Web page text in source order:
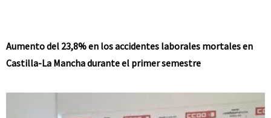
Aumento del 23,8% en los accidentes laborales mortales en
Castilla-La Mancha durante el primer semestre